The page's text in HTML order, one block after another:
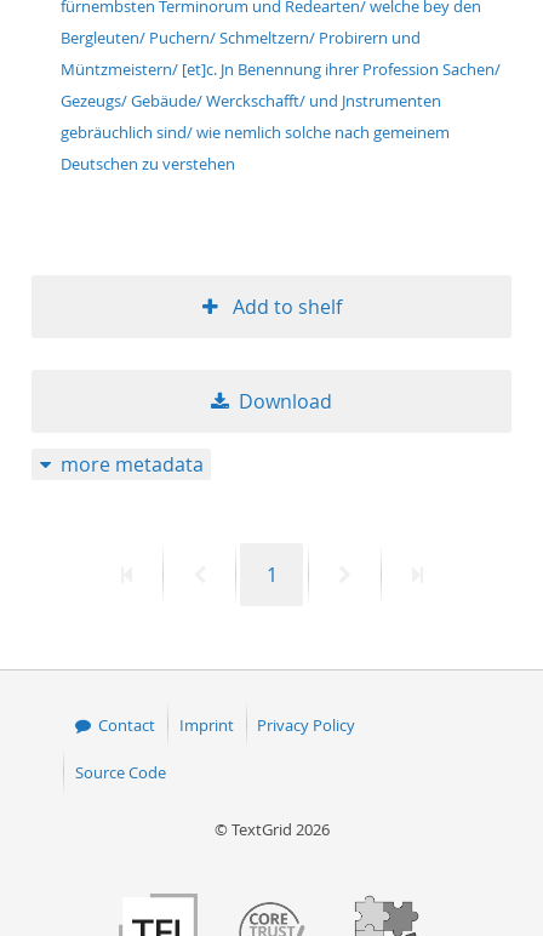
fürnembsten Terminorum und Redearten/ welche bey den
Bergleuten/ Puchern/ Schmeltzern/ Probirern und
Müntzmeistern/ [et]c. Jn Benennung ihrer Profession Sachen/
Gezeugs/ Gebäude/ Werckschafft/ und Jnstrumenten
gebräuchlich sind/ wie nemlich solche nach gemeinem
Deutschen zu verstehen
Add to shelf
Download
more metadata
PreviousPage
1
Contact Imprint Privacy Policy
Source Code
© TextGrid 2026